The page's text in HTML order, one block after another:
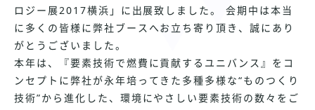
ロジー展2017横浜」に出展致しました。 会期中は本当
に多くの皆様に弊社ブースへお立ち寄り頂き、誠にあり
がとうございました。
本年は、『要素技術で燃費に貢献するユニバンス』をコ
ンセプトに弊社が永年培ってきた多種多様な“ものつくり
技術”から進化した、環境にやさしい要素技術の数々をご